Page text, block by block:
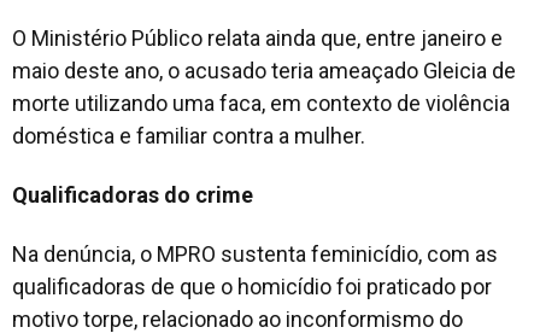
O Ministério Público relata ainda que, entre janeiro e
maio deste ano, o acusado teria ameaçado Gleicia de
morte utilizando uma faca, em contexto de violência
doméstica e familiar contra a mulher.
Qualificadoras do crime
Na denúncia, o MPRO sustenta feminicídio, com as
qualificadoras de que o homicídio foi praticado por
motivo torpe, relacionado ao inconformismo do